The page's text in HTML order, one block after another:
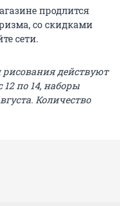
продлится
со скидками
сети.
действуют
12 по 14, наборы
Количество